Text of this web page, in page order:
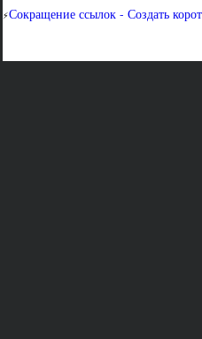
⚡Сокращение ссылок - Создать